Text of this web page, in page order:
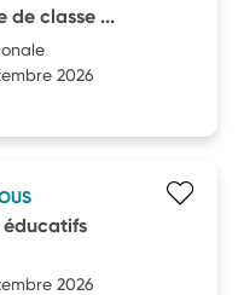
de classe ...
2026
éducatifs
2026